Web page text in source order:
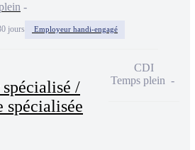
jours Employeur handi-engagé
/
spécialisée
CDI
Temps plein